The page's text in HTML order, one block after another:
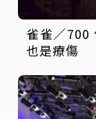
雀雀／700
也是療傷